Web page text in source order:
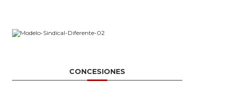
CONCESIONES